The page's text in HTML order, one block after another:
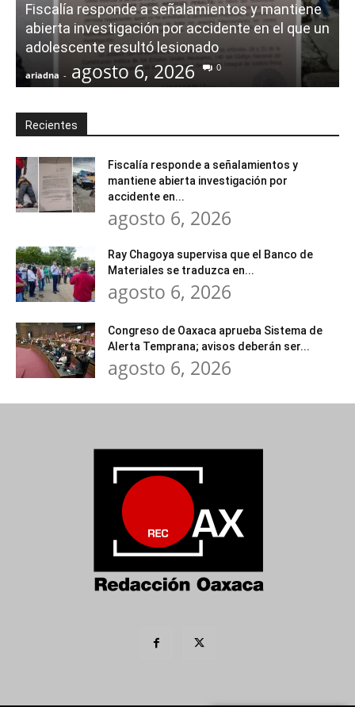
Fiscalía responde a señalamientos y mantiene
abierta investigación por accidente en el que un
adolescente resultó lesionado
ariadna - agosto 6, 2026 0
Recientes
Fiscalía responde a señalamientos y
mantiene abierta investigación por
accidente en...
agosto 6, 2026
Ray Chagoya supervisa que el Banco de
Materiales se traduzca en...
agosto 6, 2026
Congreso de Oaxaca aprueba Sistema de
Alerta Temprana; avisos deberán ser...
agosto 6, 2026